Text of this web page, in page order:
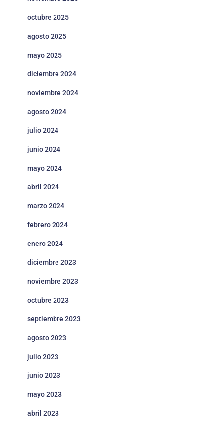
octubre 2025
agosto 2025
mayo 2025
diciembre 2024
noviembre 2024
agosto 2024
julio 2024
junio 2024
mayo 2024
abril 2024
marzo 2024
febrero 2024
enero 2024
diciembre 2023
noviembre 2023
octubre 2023
septiembre 2023
agosto 2023
julio 2023
junio 2023
mayo 2023
abril 2023